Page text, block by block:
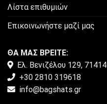
Λίστα επιθυμιών
Επικοινωνήστε μαζί μας
ΘΑ ΜΑΣ ΒΡΕΙΤΕ:
Ελ. Βενιζέλου 129,
+30 2810 319618
info@bagshats.gr